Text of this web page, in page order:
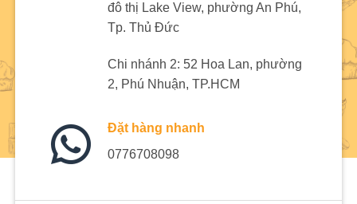
đô thị Lake View, phường An Phú,
Tp. Thủ Đức
Chi nhánh 2: 52 Hoa Lan, phường
2, Phú Nhuận, TP.HCM
Đặt hàng nhanh
0776708098